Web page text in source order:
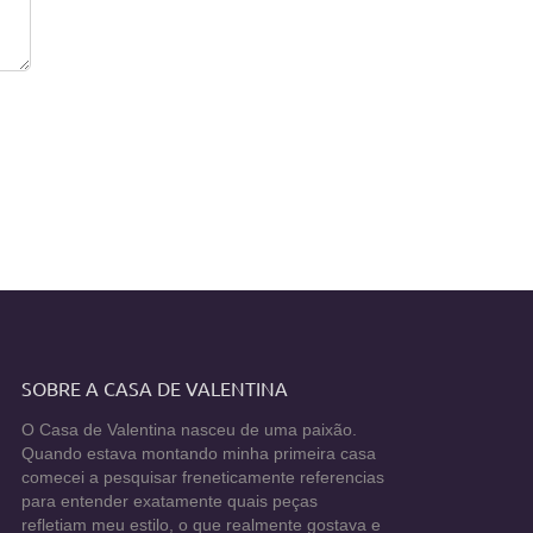
SOBRE A CASA DE VALENTINA
O Casa de Valentina nasceu de uma paixão.
Quando estava montando minha primeira casa
comecei a pesquisar freneticamente referencias
para entender exatamente quais peças
refletiam meu estilo, o que realmente gostava e